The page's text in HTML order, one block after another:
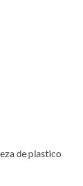
de plastico